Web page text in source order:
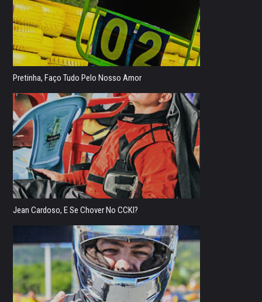
Pretinha, Faço Tudo Pelo Nosso Amor
Jean Cardoso, E Se Chover No CCKI?